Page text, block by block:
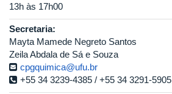
13h às 17h00
Secretaria:
Mayta Mamede Negreto Santos
Zeila Abdala de Sá e Souza
cpgquimica@ufu.br
+55 34 3239-4385 / +55 34 3291-5905